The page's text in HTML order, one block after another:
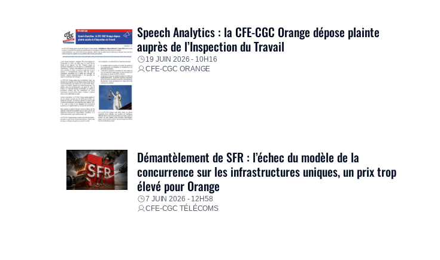
Speech Analytics : la CFE-CGC Orange dépose plainte
auprès de l’Inspection du Travail
19 JUIN 2026 - 10H16
CFE-CGC ORANGE
Démantèlement de SFR : l’échec du modèle de la
concurrence sur les infrastructures uniques, un prix trop
élevé pour Orange
7 JUIN 2026 - 12H58
CFE-CGC TÉLÉCOMS